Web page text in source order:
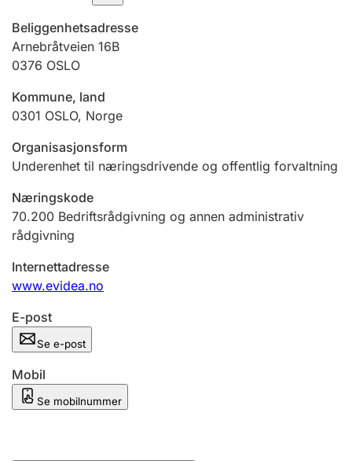
Jeger
Betaling og jegeravgiftskort
Ektepaktveileder
Andre tema
Beliggenhetsadresse
Arnebråtveien 16B
0376 OSLO
Kommune, land
0301 OSLO, Norge
Organisasjonsform
Underenhet til næringsdrivende og offentlig forvaltning
Næringskode
70.200 Bedriftsrådgivning og annen administrativ
rådgivning
Internettadresse
www.evidea.no
E-post
Se e-post
Mobil
Se mobilnummer